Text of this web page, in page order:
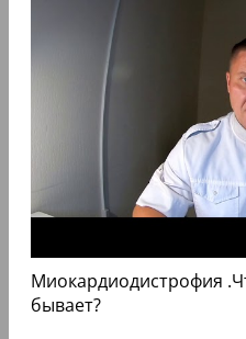
Миокардиодистрофия
бывает?